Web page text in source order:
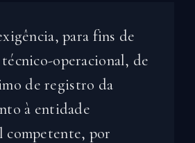
para fins de
operacional, de
de registro da
à entidade
competente, por